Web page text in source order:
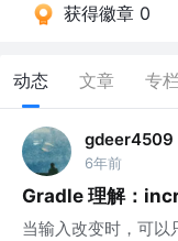
获得徽章 0
动态 文章 专栏
gdeer4509
6年前
Gradle 理解：
当输入改变时，可